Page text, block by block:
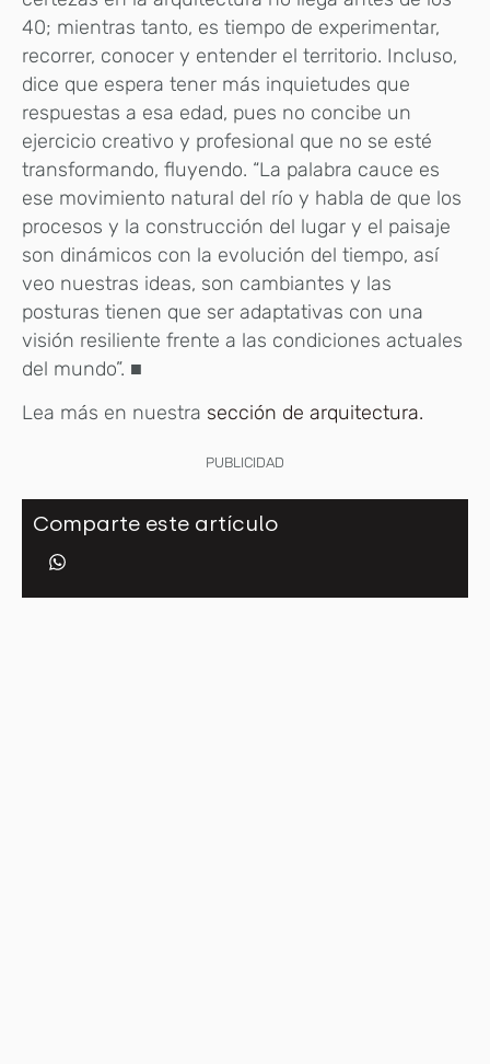
40; mientras tanto, es tiempo de experimentar,
recorrer, conocer y entender el territorio. Incluso,
dice que espera tener más inquietudes que
respuestas a esa edad, pues no concibe un
ejercicio creativo y profesional que no se esté
transformando, fluyendo. “La palabra cauce es
ese movimiento natural del río y habla de que los
procesos y la construcción del lugar y el paisaje
son dinámicos con la evolución del tiempo, así
veo nuestras ideas, son cambiantes y las
posturas tienen que ser adaptativas con una
visión resiliente frente a las condiciones actuales
del mundo”. ■
Lea más en nuestra sección de arquitectura.
PUBLICIDAD
Comparte este artículo